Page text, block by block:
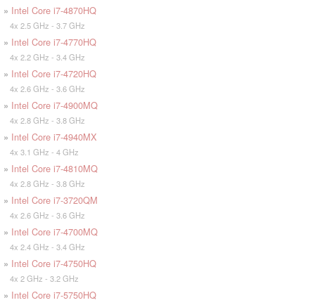
» Intel Core i7-4870HQ
4x 2.5 GHz - 3.7 GHz
» Intel Core i7-4770HQ
4x 2.2 GHz - 3.4 GHz
» Intel Core i7-4720HQ
4x 2.6 GHz - 3.6 GHz
» Intel Core i7-4900MQ
4x 2.8 GHz - 3.8 GHz
» Intel Core i7-4940MX
4x 3.1 GHz - 4 GHz
» Intel Core i7-4810MQ
4x 2.8 GHz - 3.8 GHz
» Intel Core i7-3720QM
4x 2.6 GHz - 3.6 GHz
» Intel Core i7-4700MQ
4x 2.4 GHz - 3.4 GHz
» Intel Core i7-4750HQ
4x 2 GHz - 3.2 GHz
» Intel Core i7-5750HQ